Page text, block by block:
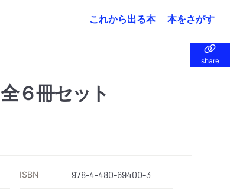
これから出る本 本をさがす
share
share
６冊セット
ISBN 978-4-480-69400-3